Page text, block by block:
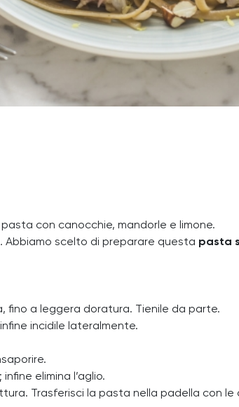
con canocchie, mandorle e limone.
Abbiamo scelto di preparare questa pasta
fino a leggera doratura. Tienile da parte.
incidile lateralmente.
elimina l’aglio.
Trasferisci la pasta nella padella con le